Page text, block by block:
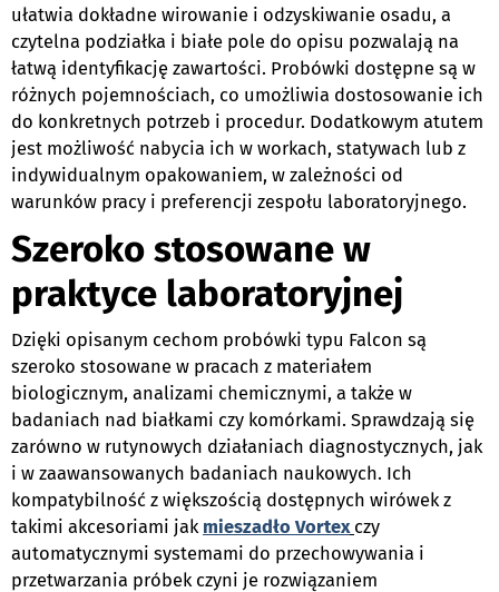
ułatwia dokładne wirowanie i odzyskiwanie osadu, a
czytelna podziałka i białe pole do opisu pozwalają na
łatwą identyfikację zawartości. Probówki dostępne są w
różnych pojemnościach, co umożliwia dostosowanie ich
do konkretnych potrzeb i procedur. Dodatkowym atutem
jest możliwość nabycia ich w workach, statywach lub z
indywidualnym opakowaniem, w zależności od
warunków pracy i preferencji zespołu laboratoryjnego.
Szeroko stosowane w
praktyce laboratoryjnej
Dzięki opisanym cechom probówki typu Falcon są
szeroko stosowane w pracach z materiałem
biologicznym, analizami chemicznymi, a także w
badaniach nad białkami czy komórkami. Sprawdzają się
zarówno w rutynowych działaniach diagnostycznych, jak
i w zaawansowanych badaniach naukowych. Ich
kompatybilność z większością dostępnych wirówek z
takimi akcesoriami jak mieszadło Vortex czy
automatycznymi systemami do przechowywania i
przetwarzania próbek czyni je rozwiązaniem